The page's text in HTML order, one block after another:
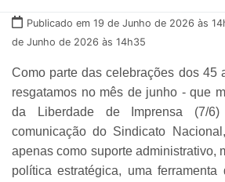
Publicado em 19 de Junho de 2026 às
de Junho de 2026 às 14h35
Como parte das celebrações dos 45
resgatamos no mês de junho - que
da Liberdade de Imprensa (7/
comunicação do Sindicato
apenas como suporte administrativo,
política estratégica, uma